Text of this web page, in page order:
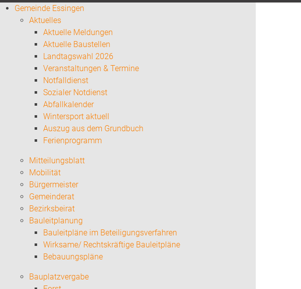
Gemeinde Essingen
Aktuelles
Aktuelle Meldungen
Aktuelle Baustellen
Landtagswahl 2026
Veranstaltungen & Termine
Notfalldienst
Sozialer Notdienst
Abfallkalender
Wintersport aktuell
Auszug aus dem Grundbuch
Ferienprogramm
Mitteilungsblatt
Mobilität
Bürgermeister
Gemeinderat
Bezirksbeirat
Bauleitplanung
Bauleitpläne im Beteiligungsverfahren
Wirksame/ Rechtskräftige Bauleitpläne
Bebauungspläne
Bauplatzvergabe